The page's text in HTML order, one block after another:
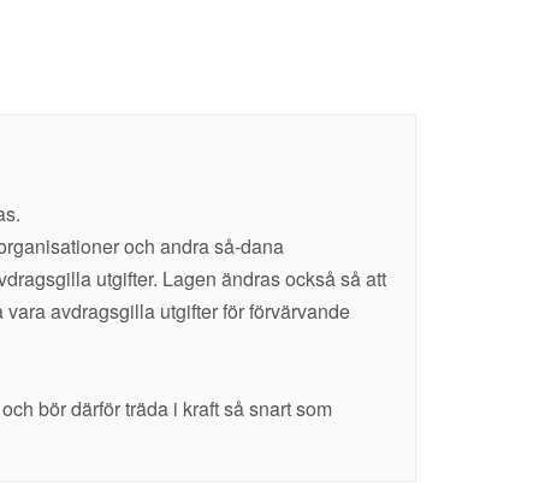
och andra så-dana
utgifter. Lagen ändras också så att
avdragsgilla utgifter för förvärvande
bör därför träda i kraft så snart som